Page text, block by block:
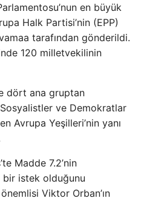
en büyük
Halk Partisi’nin (EPP)
tarafından gönderildi.
120 milletvekilinin
dört ana gruptan
ve Demokratlar
Avrupa Yeşilleri’nin yanı
Madde 7.2’nin
bir istek olduğunu
Viktor Orban’ın